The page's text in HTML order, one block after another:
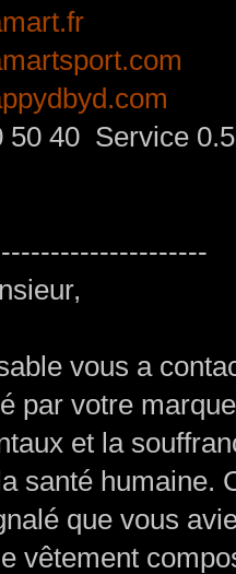
50 40 Service
vous a
par votre
et la
santé humaine.
que vous
vêtement